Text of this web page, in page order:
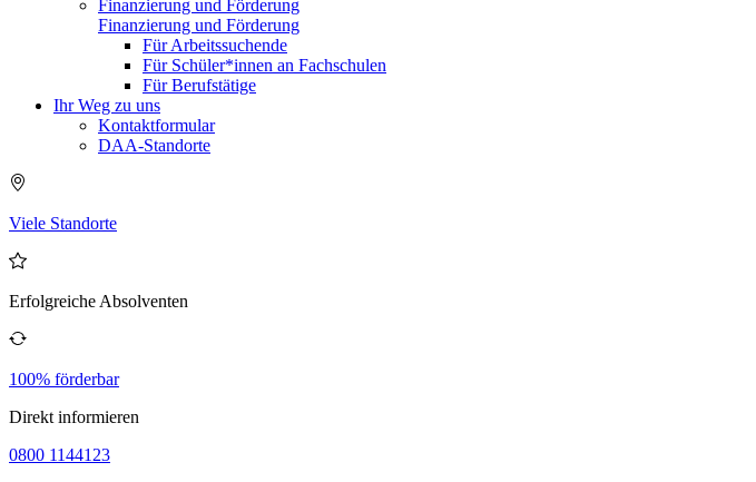
Finanzierung und Förderung
Finanzierung und Förderung
Für Arbeitssuchende
Für Schüler*innen an Fachschulen
Für Berufstätige
Ihr Weg zu uns
Kontaktformular
DAA-Standorte
Viele Standorte
Erfolgreiche Absolventen
100% förderbar
Direkt informieren
0800 1144123